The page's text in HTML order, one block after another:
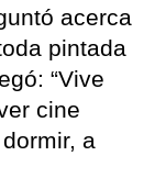
acerca
pintada
“Vive
cine
a